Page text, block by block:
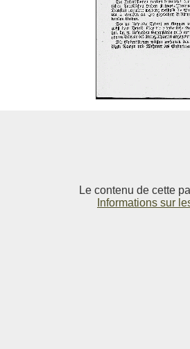
Le contenu de cette
Informations sur